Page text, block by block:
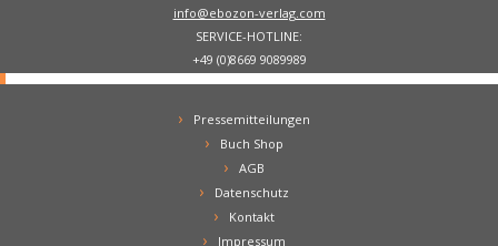
info@ebozon-verlag.com
SERVICE-HOTLINE:
+49 (0)8669 9089989
Pressemitteilungen
Buch Shop
AGB
Datenschutz
Kontakt
Impressum